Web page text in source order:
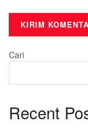
Cari
Recent